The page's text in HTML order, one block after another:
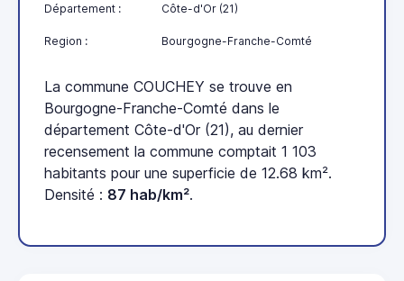
Département : Côte-d'Or (21)
Region : Bourgogne-Franche-Comté
La commune COUCHEY se trouve en
Bourgogne-Franche-Comté dans le
département Côte-d'Or (21), au dernier
recensement la commune comptait 1 103
habitants pour une superficie de 12.68 km².
Densité : 87 hab/km².